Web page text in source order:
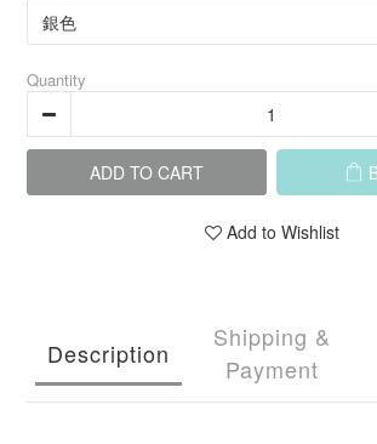
Quantity
ADD TO CART
Add to Wishlist
Description
Shipping &
Payment